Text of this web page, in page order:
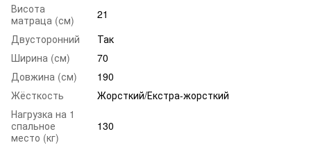
Висота
матраца (см)
21
Двусторонний
Так
Ширина (см)
70
Довжина (см)
190
Жёсткость
Жорсткий/Екстра-жорсткий
Нагрузка на 1
спальное
место (кг)
130